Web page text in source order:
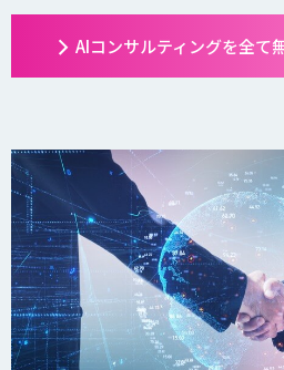
AIコンサルティングを全て